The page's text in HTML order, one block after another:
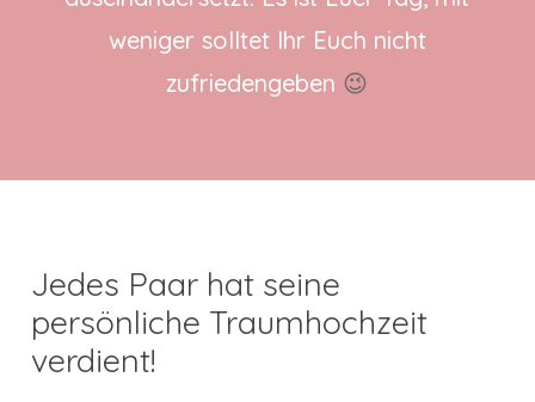
weniger solltet Ihr Euch nicht
zufriedengeben 😉
Jedes Paar hat seine
persönliche Traumhochzeit
verdient!